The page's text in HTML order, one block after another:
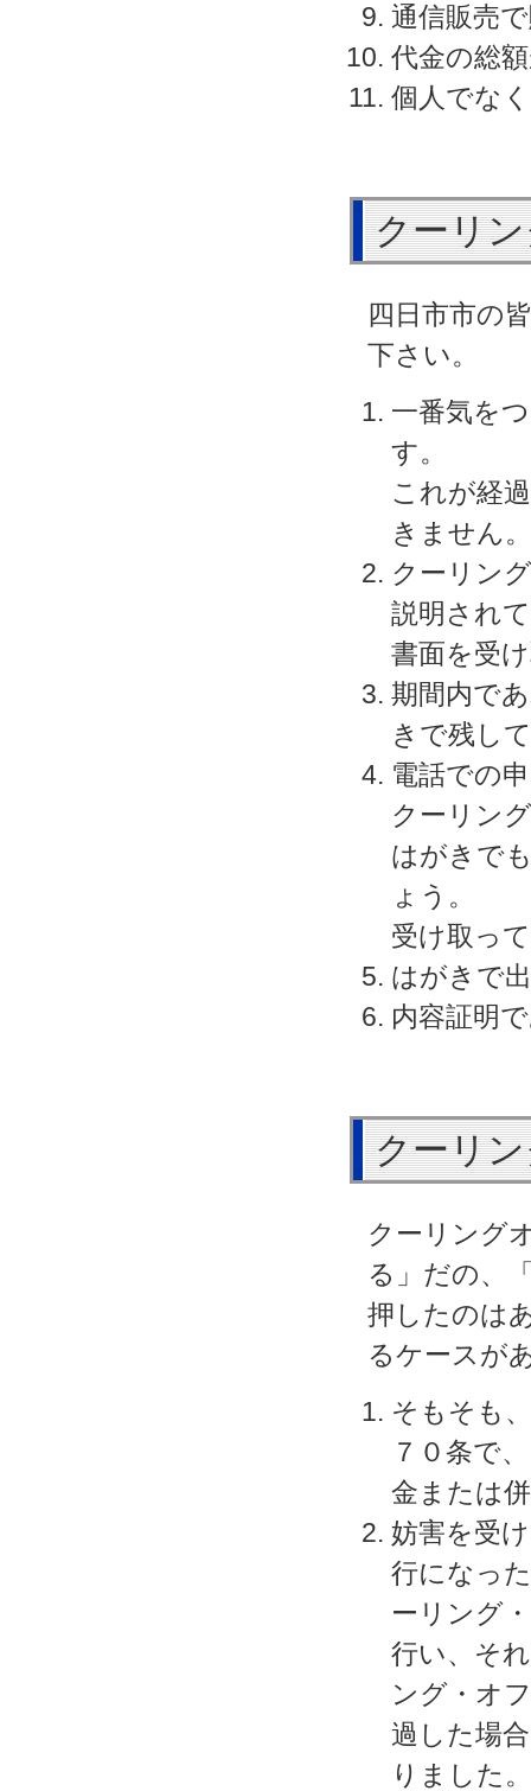
通信販売
代金の総
個人でな
クーリ
四日市市の
下さい。
一番気を
す。
これが経
きません。
クーリン
説明され
書面を受
期間内で
きで残し
電話での
クーリン
はがきで
ょう。
受け取っ
はがきで
内容証明
クーリ
クーリング
る」だの、
押したのは
るケースが
そもそも
７０条で
金または
妨害を受
行になっ
ーリング
行い、そ
ング・オ
過した場
りました。